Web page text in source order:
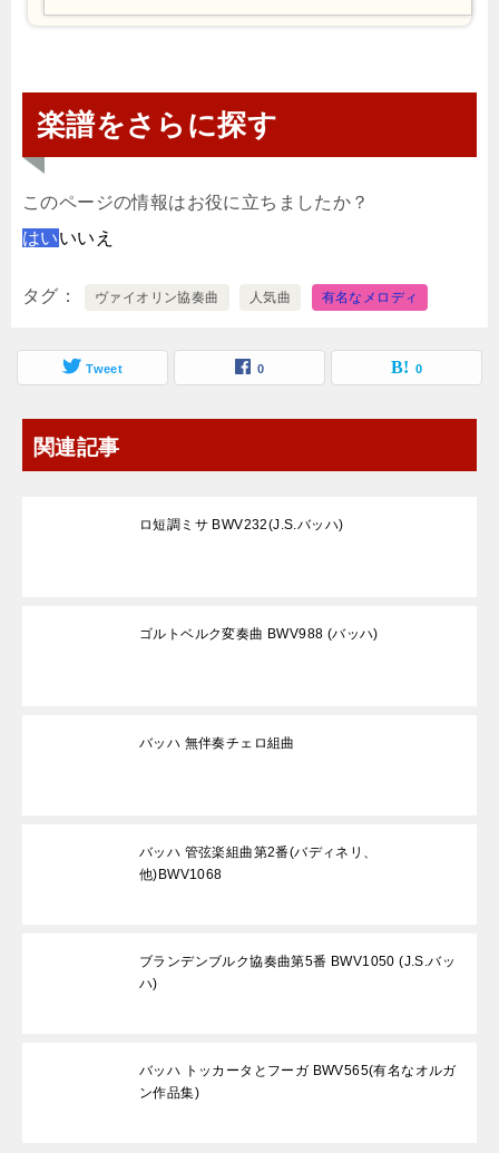
楽譜をさらに探す
このページの情報はお役に立ちましたか？
はいいいえ
タグ ヴァイオリン協奏曲 人気曲 有名なメロディ
Tweet 0 0
関連記事
ロ短調ミサ BWV232(J.S.バッハ)
ゴルトベルク変奏曲 BWV988 (バッハ)
バッハ 無伴奏チェロ組曲
バッハ 管弦楽組曲第2番(バディネリ、
他)BWV1068
ブランデンブルク協奏曲第5番 BWV1050 (J.S.バッ
ハ)
バッハ トッカータとフーガ BWV565(有名なオルガ
ン作品集)